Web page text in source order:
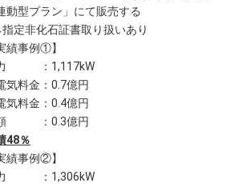
連動型プラン」にて販売する
定非化石証書取り扱いあり
績事例①】
力 ：1,117kW
気料金：0.7億円
気料金：0.4億円
額 ：0.3億円
48％
績事例②】
力 ：1,306kW